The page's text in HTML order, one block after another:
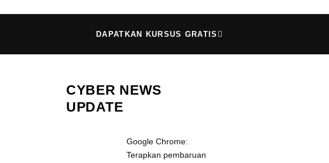
DAPATKAN KURSUS GRATIS
CYBER NEWS
UPDATE
Google Chrome:
Terapkan pembaruan